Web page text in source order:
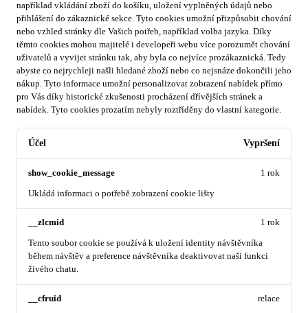
například vkládání zboží do košíku, uložení vyplněných údajů nebo
přihlášení do zákaznické sekce. Tyto cookies umožní přizpůsobit chování
nebo vzhled stránky dle Vašich potřeb, například volba jazyka. Díky
těmto cookies mohou majitelé i developeři webu více porozumět chování
uživatelů a vyvijet stránku tak, aby byla co nejvíce prozákaznická. Tedy
abyste co nejrychleji našli hledané zboží nebo co nejsnáze dokončili jeho
nákup. Tyto informace umožní personalizovat zobrazení nabídek přímo
pro Vás díky historické zkušenosti procházení dřívějších stránek a
nabídek. Tyto cookies prozatím nebyly roztříděny do vlastní kategorie.
Účel Vypršení
show_cookie_message
Ukládá informaci o potřebě zobrazení cookie lišty
1 rok
__zlcmid
Tento soubor cookie se používá k uložení identity návštěvníka
během návštěv a preference návštěvníka deaktivovat naši funkci
živého chatu.
1 rok
__cfruid relace